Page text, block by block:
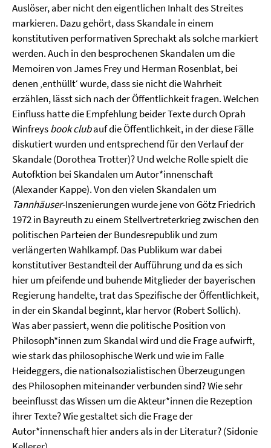
Auslöser, aber nicht den eigentlichen Inhalt des Streites
markieren. Dazu gehört, dass Skandale in einem
konstitutiven performativen Sprechakt als solche markiert
werden. Auch in den besprochenen Skandalen um die
Memoiren von James Frey und Herman Rosenblat, bei
denen ‚enthüllt‘ wurde, dass sie nicht die Wahrheit
erzählen, lässt sich nach der Öffentlichkeit fragen. Welchen
Einfluss hatte die Empfehlung beider Texte durch Oprah
Winfreysbook clubauf die Öffentlichkeit, in der diese Fälle
diskutiert wurden und entsprechend für den Verlauf der
Skandale (Dorothea Trotter)? Und welche Rolle spielt die
Autofktion bei Skandalen um Autor*innenschaft
(Alexander Kappe). Von den vielen Skandalen um
Tannhäuser-Inszenierungen wurde jene von Götz Friedrich
1972 in Bayreuth zu einem Stellvertreterkrieg zwischen den
politischen Parteien der Bundesrepublik und zum
verlängerten Wahlkampf. Das Publikum war dabei
konstitutiver Bestandteil der Aufführung und da es sich
hier um pfeifende und buhende Mitglieder der bayerischen
Regierung handelte, trat das Spezifische der Öffentlichkeit,
in der ein Skandal beginnt, klar hervor (Robert Sollich).
Was aber passiert, wenn die politische Position von
Philosoph*innen zum Skandal wird und die Frage aufwirft,
wie stark das philosophische Werk und wie im Falle
Heideggers, die nationalsozialistischen Überzeugungen
des Philosophen miteinander verbunden sind? Wie sehr
beeinflusst das Wissen um die Akteur*innen die Rezeption
ihrer Texte? Wie gestaltet sich die Frage der
Autor*innenschaft hier anders als in der Literatur? (Sidonie